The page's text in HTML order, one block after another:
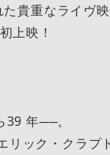
貴重なライヴ
上映！
年──。
リック・クラプ